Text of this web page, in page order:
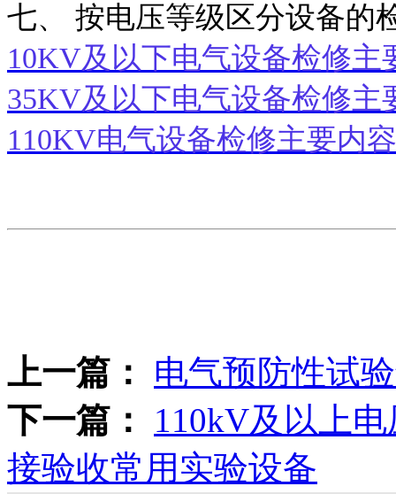
七、 按电压等级区分设备的
10KV及以下电气设备检修主
35KV及以下电气设备检修主
110KV电气设备检修主要内容
上一篇：
电气预防性试
下一篇：
110kV及以上
接验收常用实验设备